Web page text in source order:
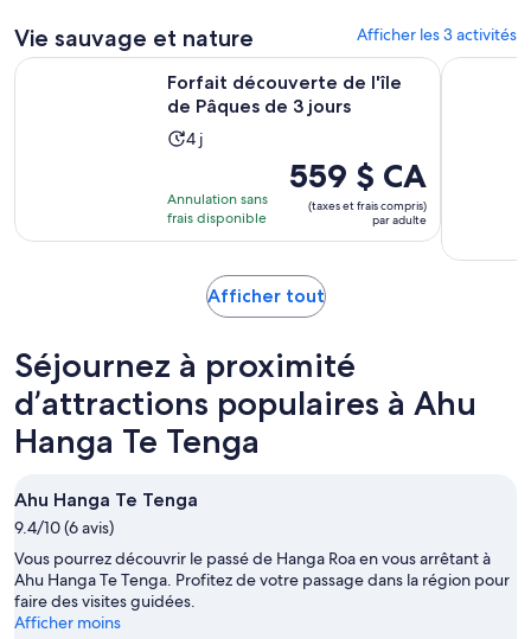
Vie sauvage et nature Afficher les 3 activités
Forfait découverte de l'île
de Pâques de 3 jours
L’activité
4 jours
4 j
Annulation sans
frais disponible
Le
prix
est
de 559 $ CA.
adulte
559 $ CA
(taxes et frais compris)
par adulte
Forfait découverte de l'île de Pâques de 3 jours S’ouvre
Pêche
Afficher toutS’ouvre
nouvel
onglet
Séjournez à proximité
d’attractions populaires à Ahu
Hanga Te Tenga
Ahu Hanga Te Tenga
9.4/10 (6 avis)
Vous pourrez découvrir le passé de Hanga Roa en vous arrêtant à
Ahu Hanga Te Tenga. Profitez de votre passage dans la région pour
faire des visites guidées.
Afficher moins